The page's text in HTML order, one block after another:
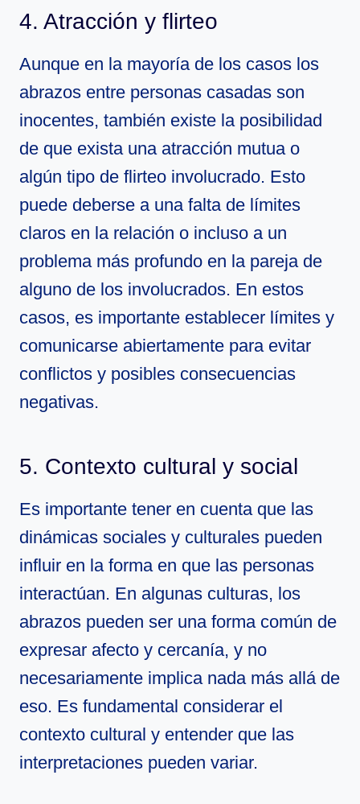
4. Atracción y flirteo
Aunque en la mayoría de los casos los
abrazos entre personas casadas son
inocentes, también existe la posibilidad
de que exista una atracción mutua o
algún tipo de flirteo involucrado. Esto
puede deberse a una falta de límites
claros en la relación o incluso a un
problema más profundo en la pareja de
alguno de los involucrados. En estos
casos, es importante establecer límites y
comunicarse abiertamente para evitar
conflictos y posibles consecuencias
negativas.
5. Contexto cultural y social
Es importante tener en cuenta que las
dinámicas sociales y culturales pueden
influir en la forma en que las personas
interactúan. En algunas culturas, los
abrazos pueden ser una forma común de
expresar afecto y cercanía, y no
necesariamente implica nada más allá de
eso. Es fundamental considerar el
contexto cultural y entender que las
interpretaciones pueden variar.